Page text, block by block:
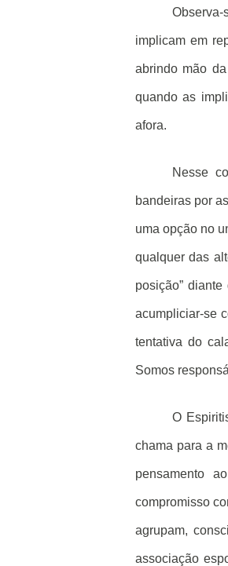
implicam em
abrindo mão
quando as
afora.
Nesse
bandeiras por
uma opção no
qualquer das
posição”
acumpliciar-se
tentativa do
Somos
O
chama para a
pensamento
compromisso
agrupam,
associação